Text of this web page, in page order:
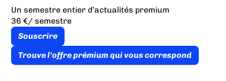
Un semestre entier d’actualités premium
36 €/ semestre
Souscrire
Trouve l’offre prémium qui vous correspond